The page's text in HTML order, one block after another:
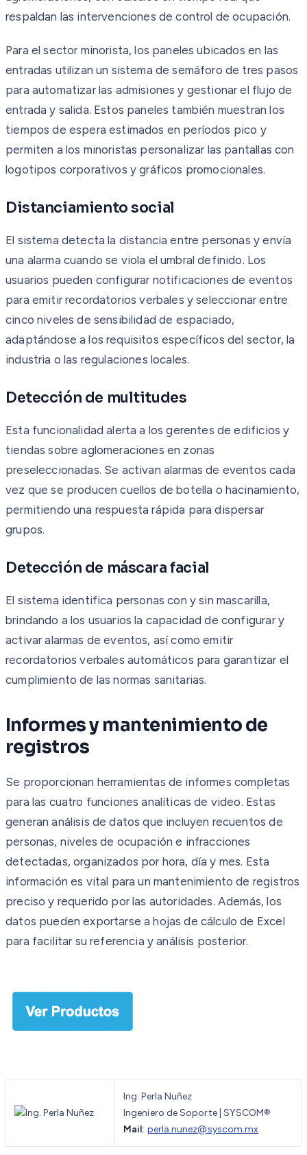
respaldan las intervenciones de control de ocupación.
Para el sector minorista, los paneles ubicados en las
entradas utilizan un sistema de semáforo de tres pasos
para automatizar las admisiones y gestionar el flujo de
entrada y salida. Estos paneles también muestran los
tiempos de espera estimados en períodos pico y
permiten a los minoristas personalizar las pantallas con
logotipos corporativos y gráficos promocionales.
Distanciamiento social
El sistema detecta la distancia entre personas y envía
una alarma cuando se viola el umbral definido. Los
usuarios pueden configurar notificaciones de eventos
para emitir recordatorios verbales y seleccionar entre
cinco niveles de sensibilidad de espaciado,
adaptándose a los requisitos específicos del sector, la
industria o las regulaciones locales.
Detección de multitudes
Esta funcionalidad alerta a los gerentes de edificios y
tiendas sobre aglomeraciones en zonas
preseleccionadas. Se activan alarmas de eventos cada
vez que se producen cuellos de botella o hacinamiento,
permitiendo una respuesta rápida para dispersar
grupos.
Detección de máscara facial
El sistema identifica personas con y sin mascarilla,
brindando a los usuarios la capacidad de configurar y
activar alarmas de eventos, así como emitir
recordatorios verbales automáticos para garantizar el
cumplimiento de las normas sanitarias.
Informes y mantenimiento de
registros
Se proporcionan herramientas de informes completas
para las cuatro funciones analíticas de video. Estas
generan análisis de datos que incluyen recuentos de
personas, niveles de ocupación e infracciones
detectadas, organizados por hora, día y mes. Esta
información es vital para un mantenimiento de registros
preciso y requerido por las autoridades. Además, los
datos pueden exportarse a hojas de cálculo de Excel
para facilitar su referencia y análisis posterior.
Ing. Perla Nuñez
Ingeniero de Soporte | SYSCOM®
Mail: perla.nunez@syscom.mx